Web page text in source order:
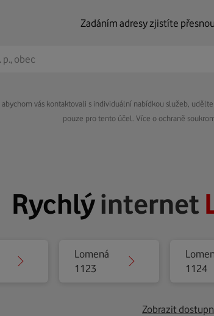
Zadáním adresy zjistíte
abychom vás kontaktovali s individuální nabídkou služeb,
pouze pro tento účel. Více o ochraně
Rychlýinternet
Lomená
1123
1124
Zobrazit